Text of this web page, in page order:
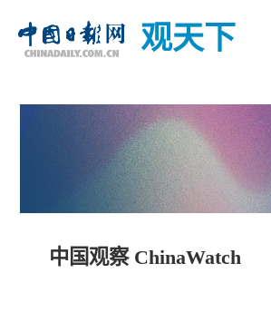
观天下
中国观察 ChinaWatch